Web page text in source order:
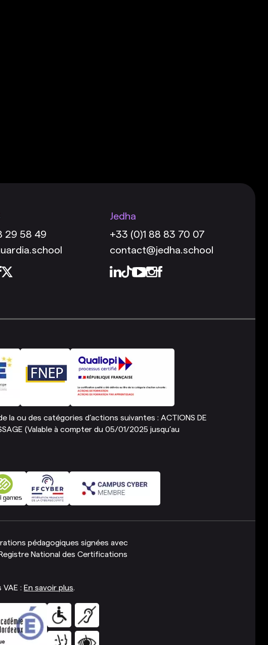
29 58 49
Jedha
+33 (0)1 88 83 70 07
contact@jedha.school
ou des catégories d’actions suivantes : ACTIONS DE
(Valable à compter du 05/01/2025 jusqu’au
pédagogiques signées avec
National des Certifications
: En savoir plus